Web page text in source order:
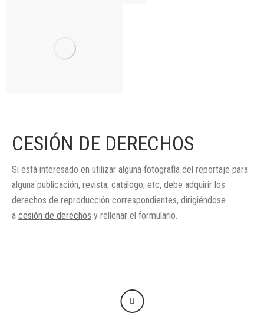
CESIÓN DE DERECHOS
Si está interesado en utilizar alguna fotografía del reportaje para
alguna publicación, revista, catálogo, etc, debe adquirir los
derechos de reproducción correspondientes, dirigiéndose
a cesión de derechos y rellenar el formulario.